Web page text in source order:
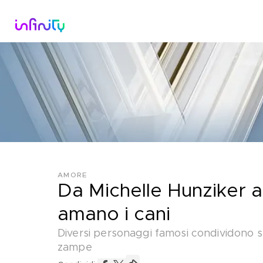
AMORE
Da Michelle Hunziker
amano i cani
Diversi personaggi famosi condividono
zampe